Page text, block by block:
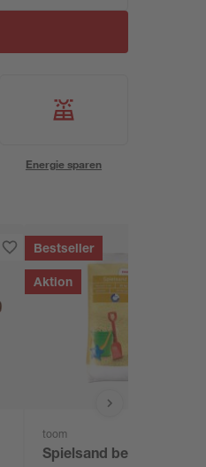
Energie sparen
Bestseller
Aktion
toom
Spielsand beige 0-2